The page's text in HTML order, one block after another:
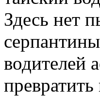
Здесь нет
водителей